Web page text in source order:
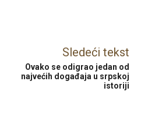
Sledeći tekst
Ovako se odigrao jedan od
najvećih događaja u srpskoj
istoriji